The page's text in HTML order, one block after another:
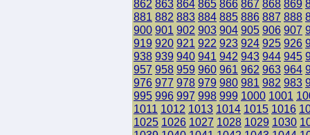
862 863 864 865 866 867 868 869
881 882 883 884 885 886 887 888
900 901 902 903 904 905 906 907
919 920 921 922 923 924 925 926
938 939 940 941 942 943 944 945
957 958 959 960 961 962 963 964
976 977 978 979 980 981 982 983
995 996 997 998 999 1000 1001
1011 1012 1013 1014 1015 1016
1025 1026 1027 1028 1029 1030